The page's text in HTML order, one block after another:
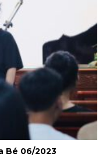
Bé 06/2023